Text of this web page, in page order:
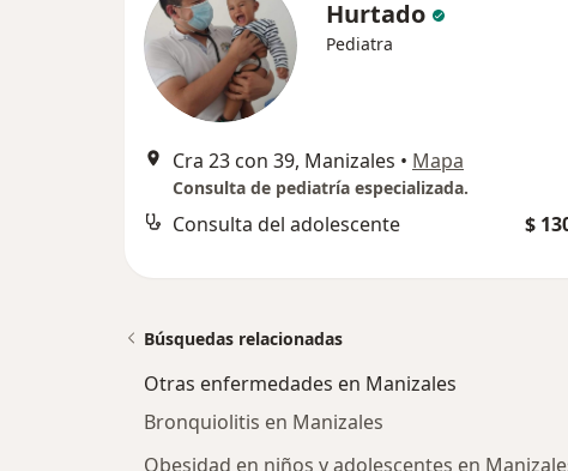
Hurtado
Pediatra
Cra 23 con 39, Manizales • Mapa
Consulta de pediatría especializada.
Consulta del adolescente $
Búsquedas relacionadas
Otras enfermedades en Manizales
Bronquiolitis en Manizales
Obesidad en niños y adolescentes en